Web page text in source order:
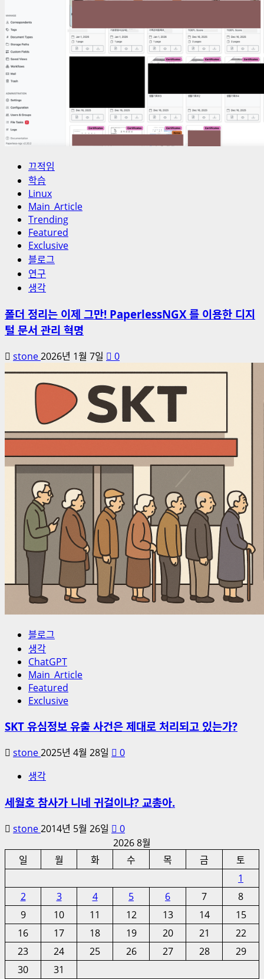
끄적임
학습
Linux
Main_Article
Trending
Featured
Exclusive
블로그
연구
생각
폴더 정리는 이제 그만! PaperlessNGX 를 이용한 디지
털 문서 관리 혁명
stone2026년 1월 7일 0
블로그
생각
ChatGPT
Main_Article
Featured
Exclusive
SKT 유심정보 유출 사건은 제대로 처리되고 있는가?
stone2025년 4월 28일
0
생각
세월호 참사가 니네 귀걸이냐? 교총아.
stone2014년 5월 26일
0
2026 8월
일
월 화 수 목 금
토
1
2
3 4 5 6 7
8
9
10 11 12 13 14
15
16
17 18 19 20 21
22
23
24 25 26 27 28
29
30
31